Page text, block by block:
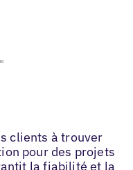
clients à trouver
pour des projets
la fiabilité et la